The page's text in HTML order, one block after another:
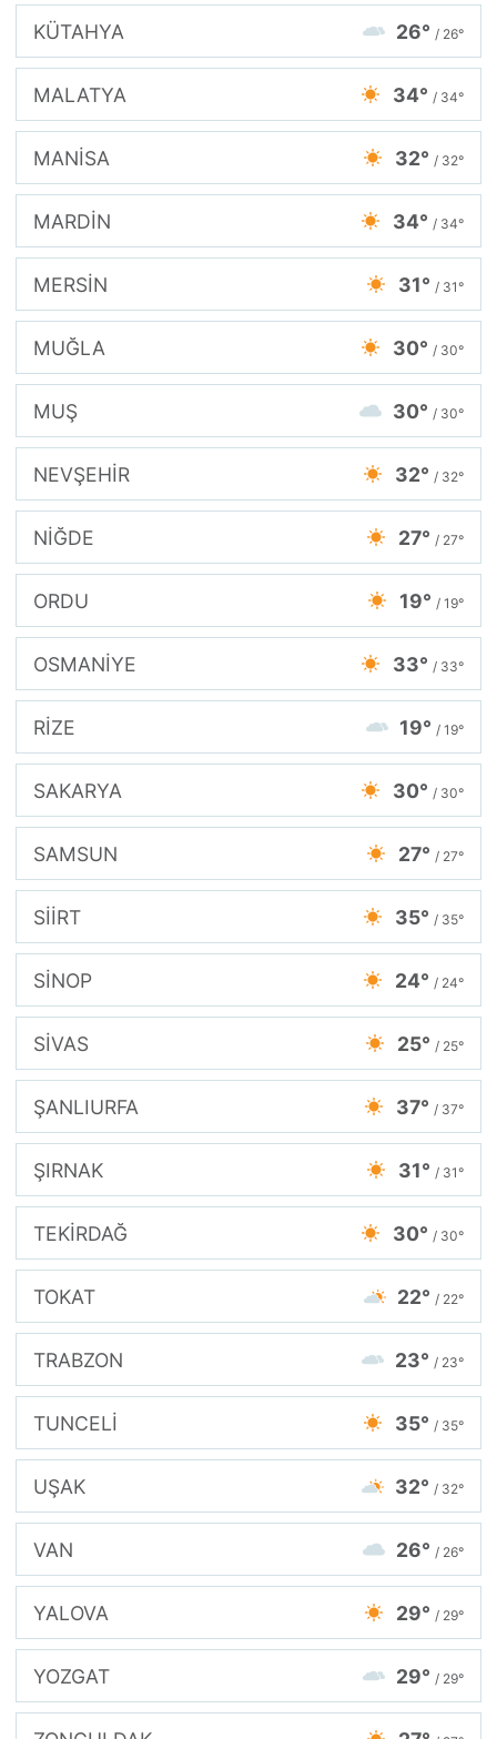
KÜTAHYA 26° / 26°
MALATYA 34° / 34°
MANİSA 32° / 32°
MARDİN 34° / 34°
MERSİN 31° / 31°
MUĞLA 30° / 30°
MUŞ 30° / 30°
NEVŞEHİR 32° / 32°
NİĞDE 27° / 27°
ORDU 19° / 19°
OSMANİYE 33° / 33°
RİZE 19° / 19°
SAKARYA 30° / 30°
SAMSUN 27° / 27°
SİİRT 35° / 35°
SİNOP 24° / 24°
SİVAS 25° / 25°
ŞANLIURFA 37° / 37°
ŞIRNAK 31° / 31°
TEKİRDAĞ 30° / 30°
TOKAT 22° / 22°
TRABZON 23° / 23°
TUNCELİ 35° / 35°
UŞAK 32° / 32°
VAN 26° / 26°
YALOVA 29° / 29°
YOZGAT 29° / 29°